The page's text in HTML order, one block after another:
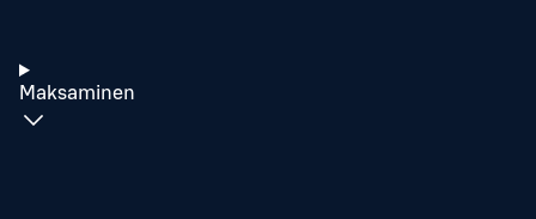
Maksaminen